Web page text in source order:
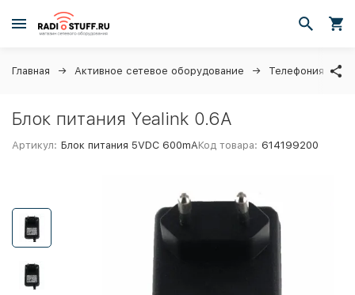
Главная Активное сетевое оборудование Телефония
Блок питания Yealink 0.6A
Артикул: Блок питания 5VDC 600mAКод товара: 614199200